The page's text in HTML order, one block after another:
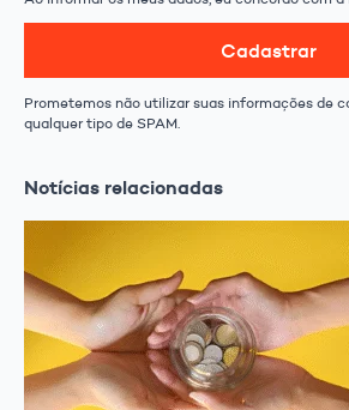
Cadastrar
Prometemos não utilizar suas informações de
qualquer tipo de SPAM.
Notícias relacionadas